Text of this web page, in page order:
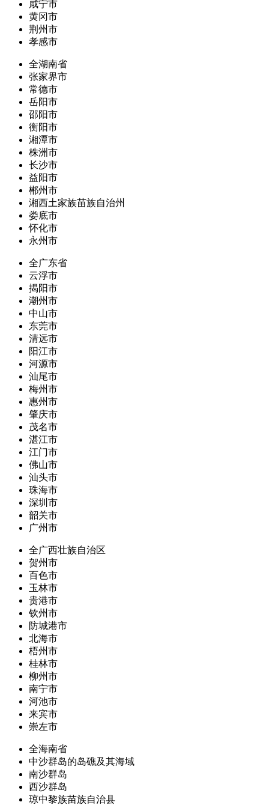
咸宁市
黄冈市
荆州市
孝感市
全湖南省
张家界市
常德市
岳阳市
邵阳市
衡阳市
湘潭市
株洲市
长沙市
益阳市
郴州市
湘西土家族苗族自治州
娄底市
怀化市
永州市
全广东省
云浮市
揭阳市
潮州市
中山市
东莞市
清远市
阳江市
河源市
汕尾市
梅州市
惠州市
肇庆市
茂名市
湛江市
江门市
佛山市
汕头市
珠海市
深圳市
韶关市
广州市
全广西壮族自治区
贺州市
百色市
玉林市
贵港市
钦州市
防城港市
北海市
梧州市
桂林市
柳州市
南宁市
河池市
来宾市
崇左市
全海南省
中沙群岛的岛礁及其海域
南沙群岛
西沙群岛
琼中黎族苗族自治县